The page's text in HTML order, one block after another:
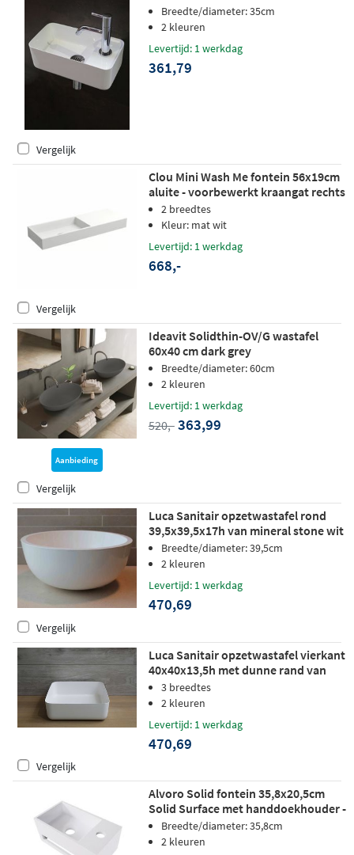
zonder kraangat, l+r te plaatsen,
ophang doorboren wit glans
Breedte/diameter: 35cm
2 kleuren
Levertijd: 1 werkdag
361,79
Vergelijk
Clou Mini Wash Me fontein 56x19cm
aluite - voorbewerkt kraangat rechts
- mat wit
2 breedtes
Kleur: mat wit
Levertijd: 1 werkdag
668,-
Vergelijk
Aanbieding
Ideavit Solidthin-OV/G wastafel
60x40 cm dark grey
Breedte/diameter: 60cm
2 kleuren
Levertijd: 1 werkdag
520,- 363,99
Vergelijk
Luca Sanitair opzetwastafel rond
39,5x39,5x17h van mineral stone wit
glansBreedte/diameter: 39,5cm
2 kleuren
Levertijd: 1 werkdag
470,69
Vergelijk
Luca Sanitair opzetwastafel vierkant
40x40x13,5h met dunne rand van
mineral stone wit glans
3 breedtes
2 kleuren
Levertijd: 1 werkdag
470,69
Vergelijk
Alvoro Solid fontein 35,8x20,5cm
Solid Surface met handdoekhouder -
kraangat rechts - mat wit
Breedte/diameter: 35,8cm
2 kleuren